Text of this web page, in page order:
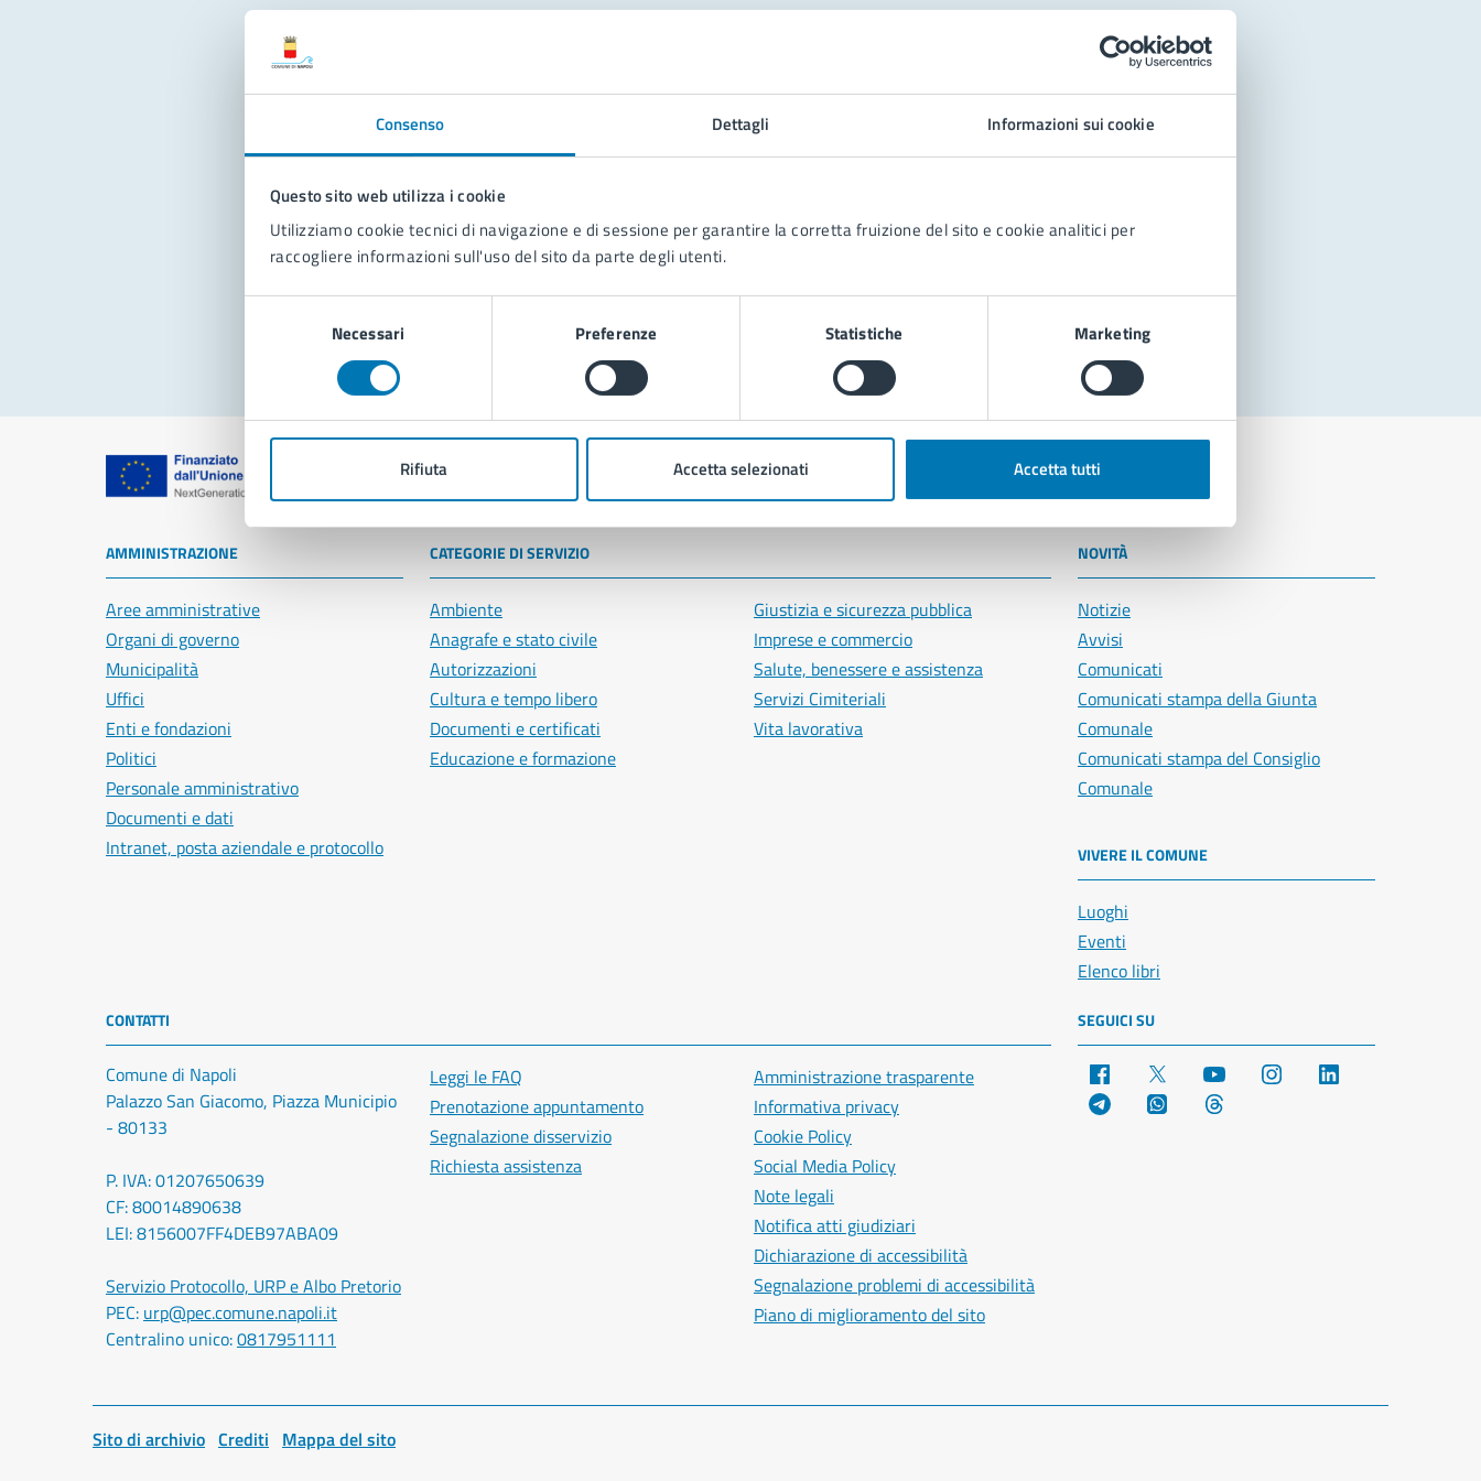
Consenso Dettagli Informazioni sui cookie
Questo sito web utilizza i cookie
Utilizziamo cookie tecnici di navigazione e di sessione per garantire la corretta fruizione del sito e cookie analitici per
raccogliere informazioni sull'uso del sito da parte degli utenti.
Necessari Preferenze Statistiche Marketing
Rifiuta Accetta selezionati Accetta tutti
Problemi in città
Segnala disservizio
Comune di Napoli
AMMINISTRAZIONE
Aree amministrative
Organi di governo
Municipalità
Uffici
Enti e fondazioni
Politici
Personale amministrativo
Documenti e dati
Intranet, posta aziendale e protocollo
CATEGORIE DI SERVIZIO
Ambiente
Anagrafe e stato civile
Autorizzazioni
Cultura e tempo libero
Documenti e certificati
Educazione e formazione
Giustizia e sicurezza pubblica
Imprese e commercio
Salute, benessere e assistenza
Servizi Cimiteriali
Vita lavorativa
NOVITÀ
Notizie
Avvisi
Comunicati
Comunicati stampa della Giunta
Comunale
Comunicati stampa del Consiglio
Comunale
VIVERE IL COMUNE
Luoghi
Eventi
Elenco libri
CONTATTI
Comune di Napoli
Palazzo San Giacomo, Piazza Municipio
- 80133
P. IVA: 01207650639
CF: 80014890638
LEI: 8156007FF4DEB97ABA09
Servizio Protocollo, URP e Albo Pretorio
PEC: urp@pec.comune.napoli.it
Centralino unico:0817951111
Leggi le FAQ
Prenotazione appuntamento
Segnalazione disservizio
Richiesta assistenza
Amministrazione trasparente
Informativa privacy
Cookie Policy
Social Media Policy
Note legali
Notifica atti giudiziari
Dichiarazione di accessibilità
Segnalazione problemi di accessibilità
Piano di miglioramento del sito
SEGUICI SU
Facebook YouTube Instagram
Telegram WhatsApp
Sito di archivio Crediti Mappa del sito